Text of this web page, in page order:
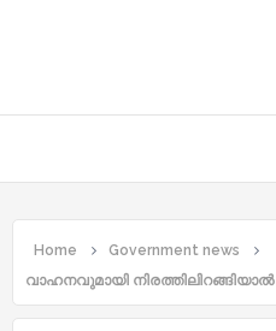
Home Government news
വാഹനവുമായി